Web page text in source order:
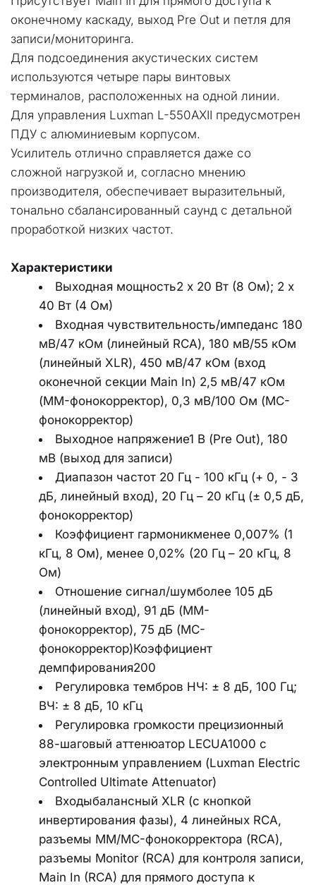
оконечному каскаду, выход Pre Out и петля для
записи/мониторинга.
Для подсоединения акустических систем
используются четыре пары винтовых
терминалов, расположенных на одной линии.
Для управления Luxman L-550AXII предусмотрен
ПДУ с алюминиевым корпусом.
Усилитель отлично справляется даже со
сложной нагрузкой и, согласно мнению
производителя, обеспечивает выразительный,
тонально сбалансированный саунд с детальной
проработкой низких частот.
Характеристики
Выходная мощность2 х 20 Вт (8 Ом); 2 х
40 Вт (4 Ом)
Входная чувствительность/импеданс 180
мВ/47 кОм (линейный RCA), 180 мВ/55 кОм
(линейный XLR), 450 мВ/47 кОм (вход
оконечной секции Main In) 2,5 мВ/47 кОм
(MM-фонокорректор), 0,3 мВ/100 Ом (MC-
фонокорректор)
Выходное напряжение1 В (Pre Out), 180
мВ (выход для записи)
Диапазон частот 20 Гц - 100 кГц (+ 0, - 3
дБ, линейный вход), 20 Гц – 20 кГц (± 0,5 дБ,
фонокорректор)
Коэффициент гармоникменее 0,007% (1
кГц, 8 Ом), менее 0,02% (20 Гц – 20 кГц, 8
Ом)
Отношение сигнал/шумболее 105 дБ
(линейный вход), 91 дБ (MM-
фонокорректор), 75 дБ (MC-
фонокорректор)Коэффициент
демпфирования200
Регулировка тембров НЧ: ± 8 дБ, 100 Гц;
ВЧ: ± 8 дБ, 10 кГц
Регулировка громкости прецизионный
88-шаговый аттенюатор LECUA1000 с
электронным управлением (Luxman Electric
Controlled Ultimate Attenuator)
Входыбалансный XLR (с кнопкой
инвертирования фазы), 4 линейных RCA,
разъемы MM/MC-фонокорректора (RCA),
разъемы Monitor (RCA) для контроля записи,
Main In (RCA) для прямого доступа к